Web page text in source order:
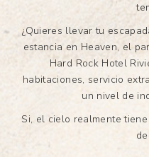
¿Quieres llevar tu
estancia en Heaven, el
Hard Rock Hotel
habitaciones, servicio
un nivel de
Si, el cielo realmente